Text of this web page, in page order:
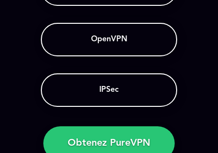
OpenVPN
IPSec
Obtenez PureVPN